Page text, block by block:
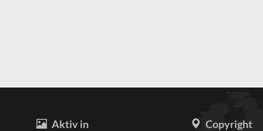
Aktiv in Copyright